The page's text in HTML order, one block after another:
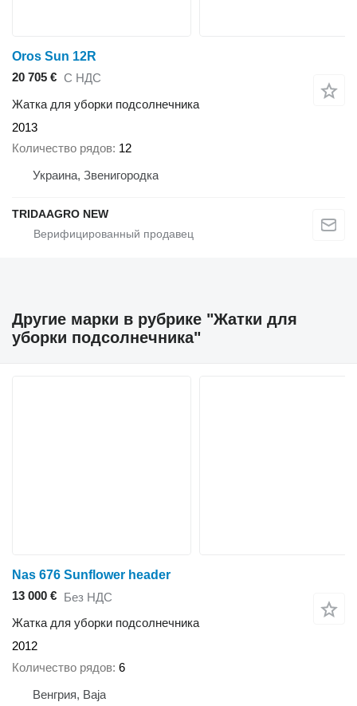
Oros Sun 12R
20 705 € С НДС
Жатка для уборки подсолнечника
2013
Количество рядов 12
Украина, Звенигородка
TRIDAAGRO NEW
Другие марки в рубрике "Жатки для
уборки подсолнечника"
Nas 676 Sunflower header
13 000 € Без НДС
Жатка для уборки подсолнечника
2012
Количество рядов 6
Венгрия, Baja